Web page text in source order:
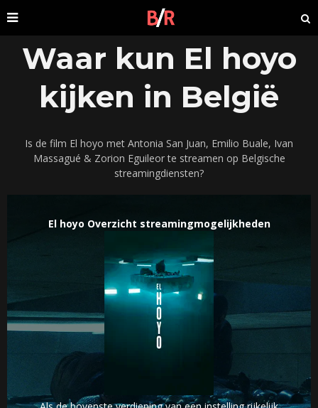
Waar kun El hoyo
kijken in België
Is de film El hoyo met Antonia San Juan, Emilio Buale, Ivan
Massagué & Zorion Eguileor te streamen op Belgische
streamingdiensten?
El hoyo Overzicht streamingmogelijkheden